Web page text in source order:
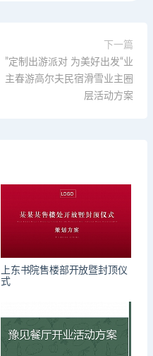
下一篇
”定制出游派对 为美好出发“业
主春游高尔夫民宿滑雪业主圈
层活动方案
上东书院售楼部开放暨封顶仪
式